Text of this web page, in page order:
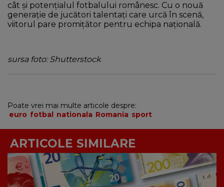
cât și potențialul fotbalului românesc. Cu o nouă
generație de jucători talentați care urcă în scenă,
viitorul pare promițător pentru echipa națională.
sursa foto: Shutterstock
Poate vrei mai multe articole despre:
euro fotbal nationala Romania sport
ARTICOLE SIMILARE